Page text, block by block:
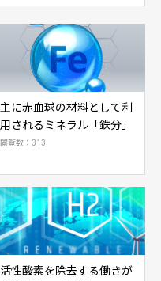
主に赤血球の材料として利
用されるミネラル「鉄分」
閲覧数：313
活性酸素を除去する働きが